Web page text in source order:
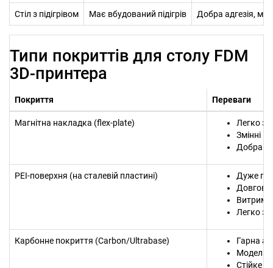
Стіл з підігрівом Має вбудований підігрів Добра адгезія,
Типи покриттів для столу FDM
3D-принтера
Покриття Переваги
Магнітна накладка (flex-plate)
Легко
Змінні
Добра
PEI-поверхня (на сталевій пластині)
Дуже
Легко
Карбонне покриття (Carbon/Ultrabase)
Гарна
Моделі
Стійке